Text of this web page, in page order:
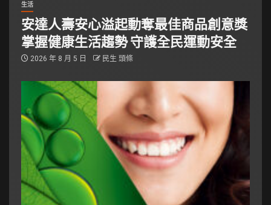
生活
安達人壽安心溢起動奪最佳商品創意獎
掌握健康生活趨勢 守護全民運動安全
2026 年 8 月 5 日 民生 頭條